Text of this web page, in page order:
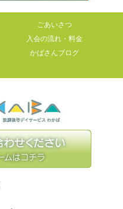
ごあいさつ
入会の流れ・料金
かばさんブログ